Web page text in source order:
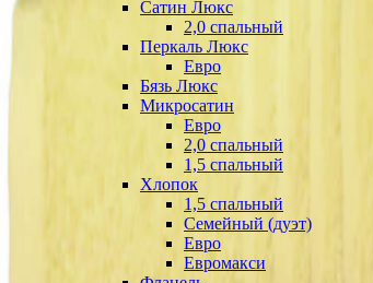
Сатин Люкс
2,0 спальный
Перкаль Люкс
Евро
Бязь Люкс
Микросатин
Евро
2,0 спальный
1,5 спальный
Хлопок
1,5 спальный
Семейный (дуэт)
Евро
Евромакси